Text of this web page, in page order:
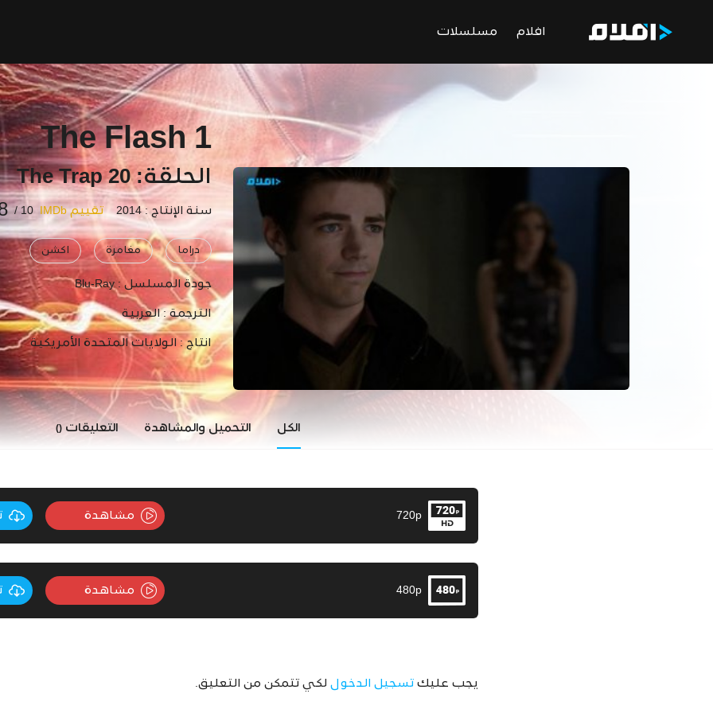
افلام مسلسلات
The Flash 1
الحلقة: 20 The Trap
سنة الإنتاج : 2014 تقييم IMDb 10 /
دراما مغامرة اكشن
جودة المسلسل :Blu-Ray
الترجمة :العربية
انتاج : الولايات المتحدة الأمريكية
الكل التحميل والمشاهدة التعليقات()
720p مشاهدة
480p مشاهدة
يجب عليك تسجيل الدخول لكي تتمكن من التعليق.